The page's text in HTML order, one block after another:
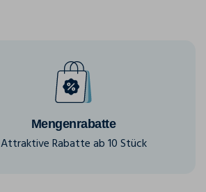
Mengenrabatte
Attraktive Rabatte ab 10 Stück